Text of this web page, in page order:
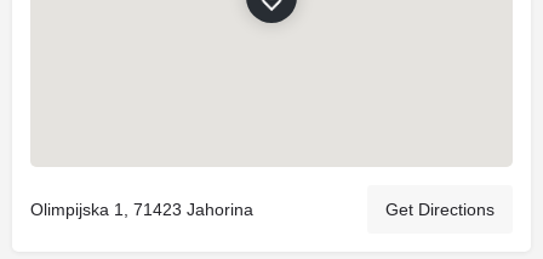
Olimpijska 1, 71423 Jahorina Get Directions